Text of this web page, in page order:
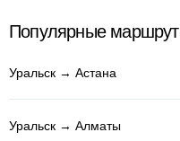
Популярные
Уральск → Астана
Уральск → Алматы